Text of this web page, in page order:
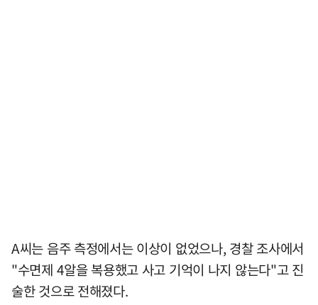
A씨는 음주 측정에서는 이상이 없었으나, 경찰 조사에서
"수면제 4알을 복용했고 사고 기억이 나지 않는다"고 진
술한 것으로 전해졌다.